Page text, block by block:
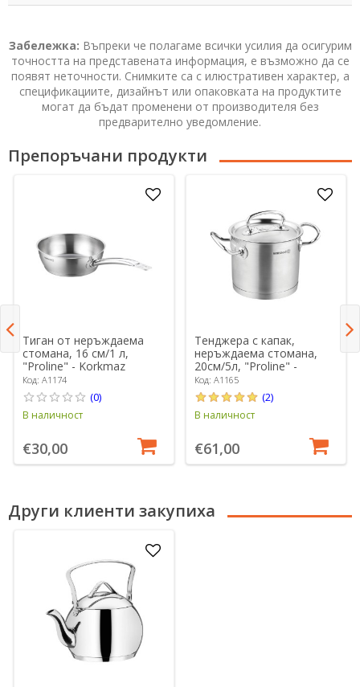
Забележка: Въпреки че полагаме всички усилия да осигурим
точността на представената информация, е възможно да се
появят неточности. Снимките са с илюстративен характер, а
спецификациите, дизайнът или опаковката на продуктите
могат да бъдат променени от производителя без
предварително уведомление.
Препоръчани продукти
Тиган от неръждаема
стомана, 16 см/1 л,
"Proline" - Korkmaz
Код: A1174
(0)
В наличност
€30,00
Тенджера с капак,
неръждаема стомана,
20см/5л, "Proline" -
Korkmaz
Код: A1165
(2)
В наличност
€61,00
Други клиенти закупиха